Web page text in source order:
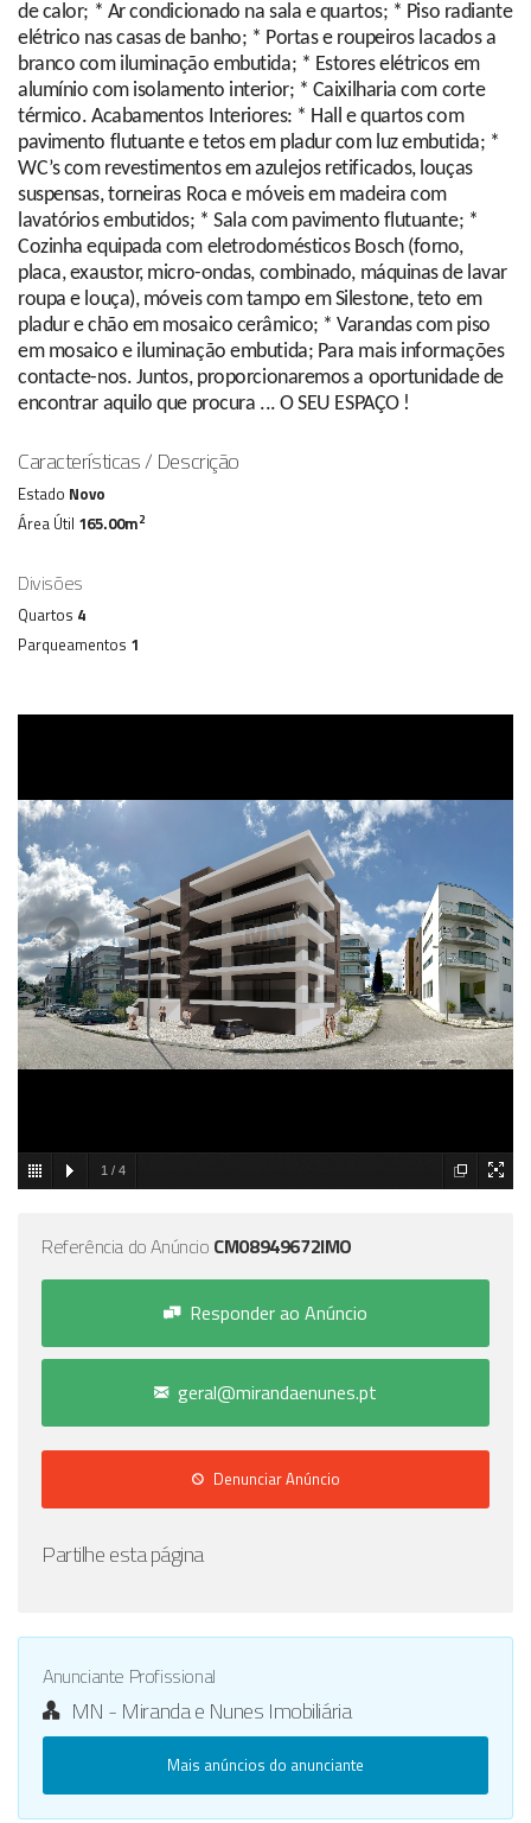
de calor; * Ar condicionado na sala e quartos; * Piso radiante
elétrico nas casas de banho; * Portas e roupeiros lacados a
branco com iluminação embutida; * Estores elétricos em
alumínio com isolamento interior; * Caixilharia com corte
térmico. Acabamentos Interiores: * Hall e quartos com
pavimento flutuante e tetos em pladur com luz embutida; *
WC’s com revestimentos em azulejos retificados, louças
suspensas, torneiras Roca e móveis em madeira com
lavatórios embutidos; * Sala com pavimento flutuante; *
Cozinha equipada com eletrodomésticos Bosch (forno,
placa, exaustor, micro-ondas, combinado, máquinas de lavar
roupa e louça), móveis com tampo em Silestone, teto em
pladur e chão em mosaico cerâmico; * Varandas com piso
em mosaico e iluminação embutida; Para mais informações
contacte-nos. Juntos, proporcionaremos a oportunidade de
encontrar aquilo que procura ... O SEU ESPAÇO !
Características / Descrição
Estado Novo
Área Útil 165.00m2
Divisões
Quartos 4
Parqueamentos 1
1 / 4
Referência do Anúncio CM08949672IMO
Responder ao Anúncio
geral@mirandaenunes.pt
Denunciar Anúncio
Partilhe esta página
Anunciante Profissional
MN - Miranda e Nunes Imobiliária
Mais anúncios do anunciante